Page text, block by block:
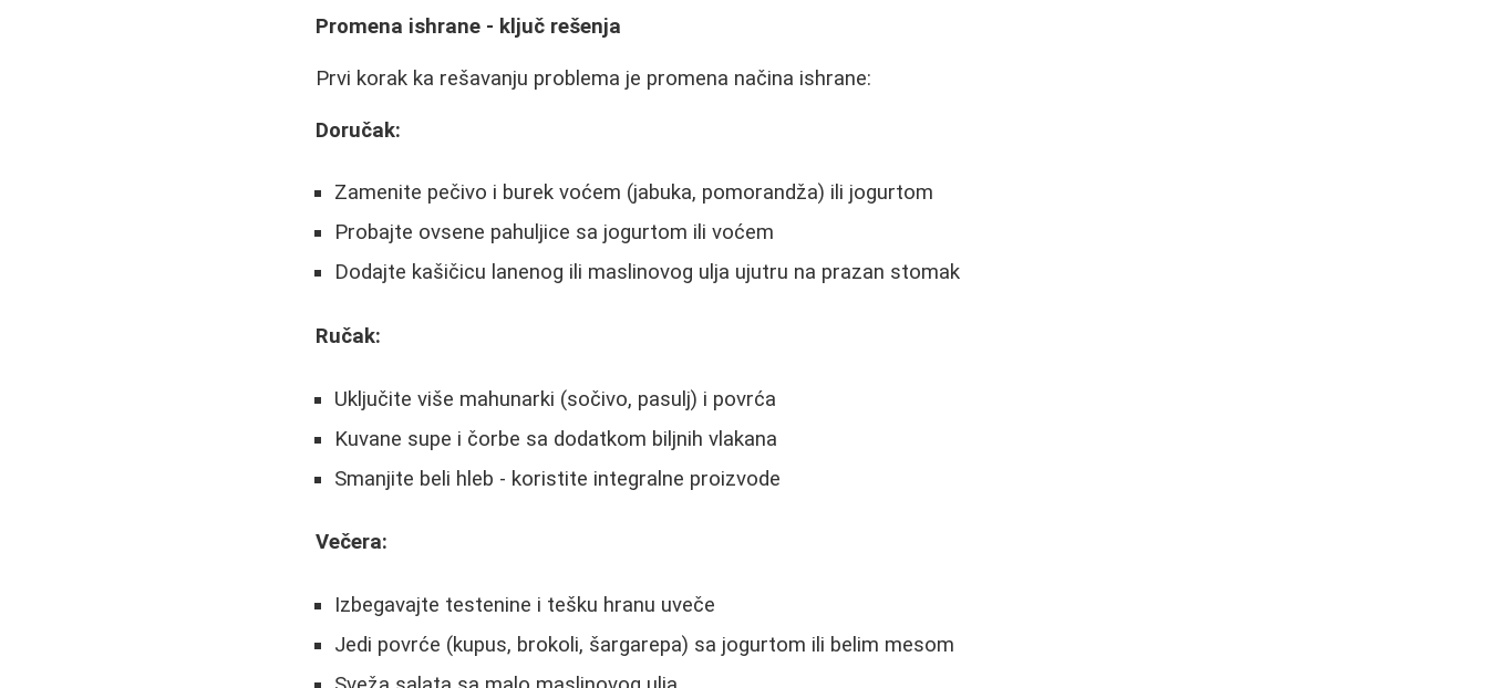
Promena ishrane - ključ rešenja
Prvi korak ka rešavanju problema je promena načina ishrane:
Doručak:
Zamenite pečivo i burek voćem (jabuka, pomorandža) ili jogurtom
Probajte ovsene pahuljice sa jogurtom ili voćem
Dodajte kašičicu lanenog ili maslinovog ulja ujutru na prazan stomak
Ručak:
Uključite više mahunarki (sočivo, pasulj) i povrća
Kuvane supe i čorbe sa dodatkom biljnih vlakana
Smanjite beli hleb - koristite integralne proizvode
Večera:
Izbegavajte testenine i tešku hranu uveče
Jedi povrće (kupus, brokoli, šargarepa) sa jogurtom ili belim mesom